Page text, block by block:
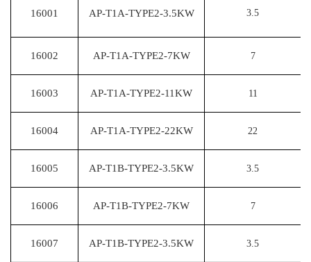
16001 AP-T1A-TYPE2-3.5KW 3.5
16002 AP-T1A-TYPE2-7KW 7
16003 AP-T1A-TYPE2-11KW 11
16004 AP-T1A-TYPE2-22KW 22
16005 AP-T1B-TYPE2-3.5KW 3.5
16006 AP-T1B-TYPE2-7KW 7
16007 AP-T1B-TYPE2-3.5KW 3.5